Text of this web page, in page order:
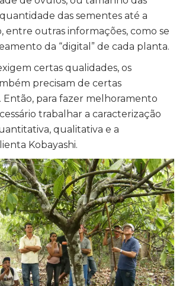
quantidade das sementes até a
entre outras informações, como se
da “digital” de cada planta.
certas qualidades, os
precisam de certas
Então, para fazer melhoramento
trabalhar a caracterização
qualitativa e a
Kobayashi.